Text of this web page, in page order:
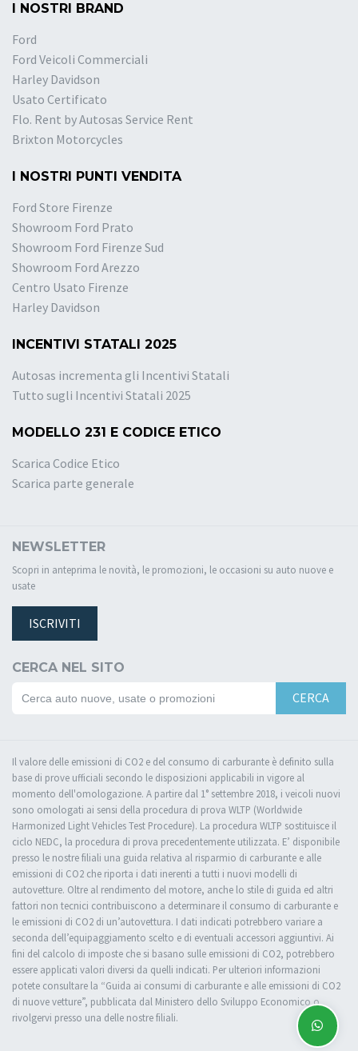
I NOSTRI BRAND
Ford
Ford Veicoli Commerciali
Harley Davidson
Usato Certificato
Flo. Rent by Autosas Service Rent
Brixton Motorcycles
I NOSTRI PUNTI VENDITA
Ford Store Firenze
Showroom Ford Prato
Showroom Ford Firenze Sud
Showroom Ford Arezzo
Centro Usato Firenze
Harley Davidson
INCENTIVI STATALI 2025
Autosas incrementa gli Incentivi Statali
Tutto sugli Incentivi Statali 2025
MODELLO 231 E CODICE ETICO
Scarica Codice Etico
Scarica parte generale
NEWSLETTER
Scopri in anteprima le novità, le promozioni, le occasioni su auto nuove e
usate
ISCRIVITI
CERCA NEL SITO
CERCA
Il valore delle emissioni di CO2 e del consumo di carburante è definito sulla
base di prove ufficiali secondo le disposizioni applicabili in vigore al
momento dell'omologazione. A partire dal 1° settembre 2018, i veicoli nuovi
sono omologati ai sensi della procedura di prova WLTP (Worldwide
Harmonized Light Vehicles Test Procedure). La procedura WLTP sostituisce il
ciclo NEDC, la procedura di prova precedentemente utilizzata. E’ disponibile
presso le nostre filiali una guida relativa al risparmio di carburante e alle
emissioni di CO2 che riporta i dati inerenti a tutti i nuovi modelli di
autovetture. Oltre al rendimento del motore, anche lo stile di guida ed altri
fattori non tecnici contribuiscono a determinare il consumo di carburante e
le emissioni di CO2 di un’autovettura. I dati indicati potrebbero variare a
seconda dell’equipaggiamento scelto e di eventuali accessori aggiuntivi. Ai
fini del calcolo di imposte che si basano sulle emissioni di CO2, potrebbero
essere applicati valori diversi da quelli indicati. Per ulteriori informazioni
potete consultare la “Guida ai consumi di carburante e alle emissioni di CO2
di nuove vetture”, pubblicata dal Ministero dello Sviluppo Economico o
rivolgervi presso una delle nostre filiali.